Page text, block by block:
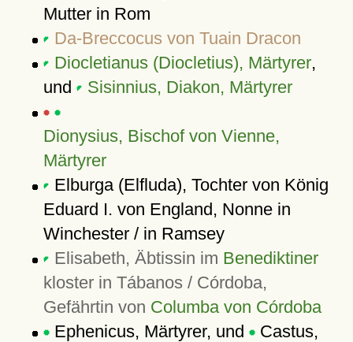
Mutter in Rom
Da-Breccocus von Tuain Dracon
Diocletianus (Diocletius), Märtyrer,
und
Sisinnius, Diakon, Märtyrer
Dionysius, Bischof von Vienne,
Märtyrer
Elburga (Elfluda), Tochter von König
Eduard I. von England, Nonne in
Winchester / in Ramsey
Elisabeth, Äbtissin im Benediktiner
kloster in Tábanos / Córdoba,
Gefährtin von Columba von Córdoba
Ephenicus, Märtyrer, und Castus,